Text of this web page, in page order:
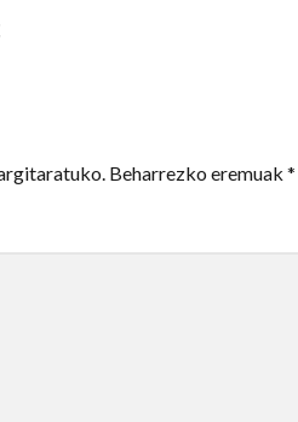
Beharrezko eremuak*